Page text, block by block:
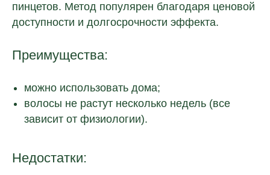
пинцетов. Метод популярен благодаря ценовой
доступности и долгосрочности эффекта.
Преимущества:
можно использовать дома;
волосы не растут несколько недель (все
зависит от физиологии).
Недостатки: